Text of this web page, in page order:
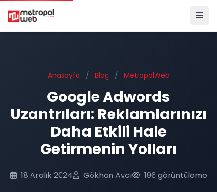
Ana içeriğe geç
Anasayfa / Blog / MetropolWeb
Google Adwords
Uzantrıları: Reklamlarınızı
Daha Etkili Hale
Getirmenin Yolları
18 Aralık 2024 Gökhan Avcı 196 görüntüleme